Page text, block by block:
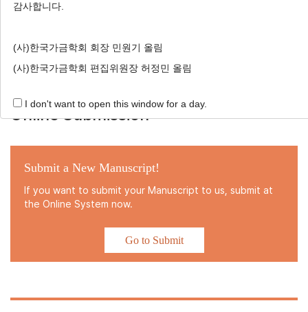
HTML PDF
Online Submission
Submit a New Manuscript!
If you want to submit your Manuscript to us, submit at
the Online System now.
Go to Submit
감사합니다.
(사)한국가금학회 회장 민원기 올림
(사)한국가금학회 편집위원장 허정민 올림
I don't want to open this window for a day.